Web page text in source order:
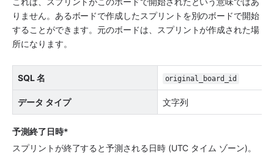
りません。あるボードで作成したスプリントを別のボードで開始
することができます。元のボードは、スプリントが作成された場
所になります。
SQL 名 original_board_id
データ タイプ 文字列
予測終了日時*
スプリントが終了すると予測される日時 (UTC タイム ゾーン)。